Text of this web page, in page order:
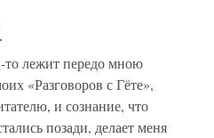
лежит передо мною
«Разговоров с Гёте»,
и сознание, что
позади, делает меня